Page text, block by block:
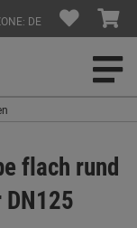
DE
flach rund